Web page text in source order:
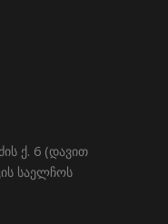
ქ. 6 (დავით
საელჩოს